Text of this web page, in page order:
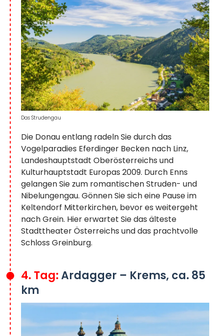
Die Donau entlang radeln Sie durch das
Vogelparadies Eferdinger Becken nach Linz,
Landeshauptstadt Oberösterreichs und
Kulturhauptstadt Europas 2009. Durch Enns
gelangen Sie zum romantischen Struden- und
Nibelungengau. Gönnen Sie sich eine Pause im
Keltendorf Mitterkirchen, bevor es weitergeht
nach Grein. Hier erwartet Sie das älteste
Stadttheater Österreichs und das prachtvolle
Schloss Greinburg.
Das Strudengau
4. Tag:Ardagger – Krems, ca. 85
km